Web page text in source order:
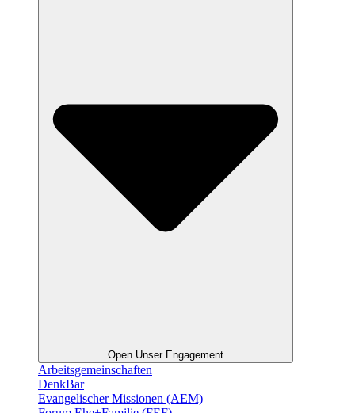
Open Unser Engagement
Arbeitsgemeinschaften
DenkBar
Evangelischer Missionen (AEM)